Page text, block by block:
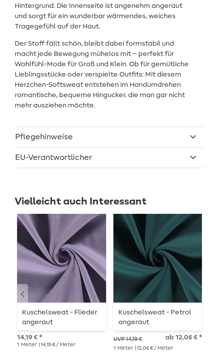
Hintergrund. Die Innenseite ist angenehm angeraut
und sorgt für ein wunderbar wärmendes, weiches
Tragegefühl auf der Haut.
Der Stoff fällt schön, bleibt dabei formstabil und
macht jede Bewegung mühelos mit – perfekt für
Wohlfühl-Mode für Groß und Klein. Ob für gemütliche
Lieblingsstücke oder verspielte Outfits: Mit diesem
Herzchen-Softsweat entstehen im Handumdrehen
romantische, bequeme Hingucker, die man gar nicht
mehr ausziehen möchte.
Pflegehinweise
EU-Verantwortlicher
Vielleicht auch Interessant
Kuschelsweat - Flieder
angeraut
14,19 € *
1 Meter | 14,19 € / Meter
Kuschelsweat - Petrol
angeraut
UVP 14,19 € ab 12,06 € *
1 Meter | 12,06 € / Meter